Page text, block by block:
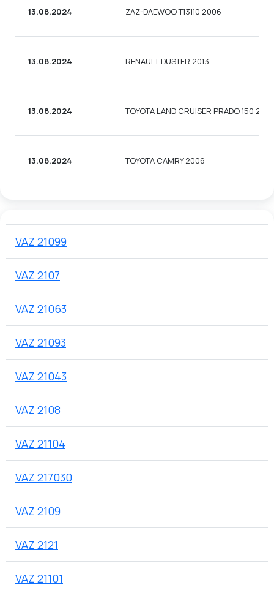
13.08.2024 ZAZ-DAEWOO T13110 2006
13.08.2024 RENAULT DUSTER 2013
13.08.2024 TOYOTA LAND CRUISER PRADO 150 2014
13.08.2024 TOYOTA CAMRY 2006
VAZ 21099
VAZ 2107
VAZ 21063
VAZ 21093
VAZ 21043
VAZ 2108
VAZ 21104
VAZ 217030
VAZ 2109
VAZ 2121
VAZ 21101